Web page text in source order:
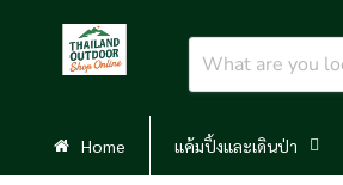
Home แค้มปิ้งและเดินป่า